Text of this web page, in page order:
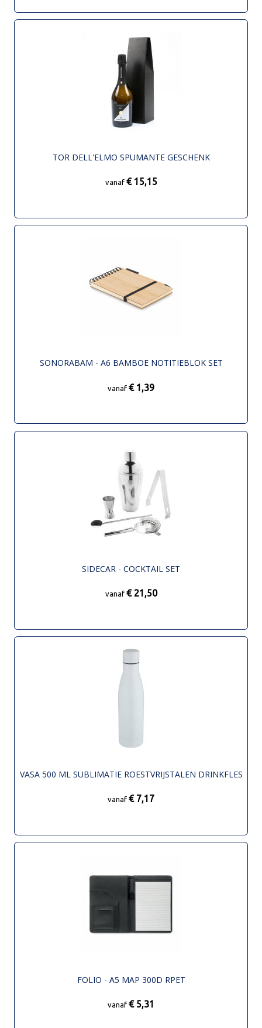
TOR DELL'ELMO SPUMANTE GESCHENK
vanaf € 15,15
SONORABAM - A6 BAMBOE NOTITIEBLOK SET
vanaf € 1,39
SIDECAR - COCKTAIL SET
vanaf € 21,50
VASA 500 ML SUBLIMATIE ROESTVRIJSTALEN DRINKFLES
vanaf € 7,17
FOLIO - A5 MAP 300D RPET
vanaf € 5,31